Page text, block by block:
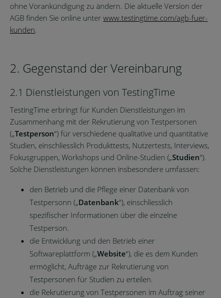
ohne Vorankündigung zu ändern. Die aktuelle Version der
AGB finden Sie online unter www.testingtime.com/agb-fuer-
kunden.
2. Gegenstand der Vereinbarung
2.1 Dienstleistungen von TestingTime
TestingTime erbringt für Kunden Dienstleistungen im
Zusammenhang mit der Rekrutierung von Testpersonen
(„Testperson“) für verschiedene qualitative und quantitative
Studien, einschliesslich Produkttests, Nutzertests, Interviews,
Fokusgruppen, Workshops und Online-Studien („Studien“).
Solche Dienstleistungen können insbesondere umfassen:
den Betrieb und die Pflege einer Datenbank von
Testpersonn („Datenbank“), einschliesslich
spezifischer Informationen über die einzelne
Testperson.
die Entwicklung und den Betrieb einer
Softwareplattform („Website“), die es dem Kunden
ermöglicht, Aufträge zur Rekrutierung von
Testpersonen für Studien zu erteilen.
die Rekrutierung von Testpersonen im Auftrag seiner